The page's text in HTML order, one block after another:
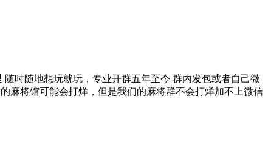
随时随地想玩就玩，专业开群五年至今 群内发包或者自己微
麻将馆可能会打烊，但是我们的麻将群不会打烊加不上微信